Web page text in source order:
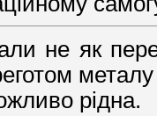
не як
рідна.